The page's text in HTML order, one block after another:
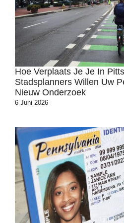
Hoe Verplaats Je Je In
Stadsplanners Willen Uw
Nieuw Onderzoek
6 Juni 2026